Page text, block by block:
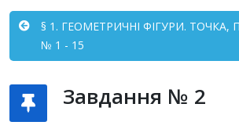
§ 1. ГЕОМЕТРИЧНІ ФІГУРИ. ТОЧКА,
№ 1 - 15
Завдання № 2